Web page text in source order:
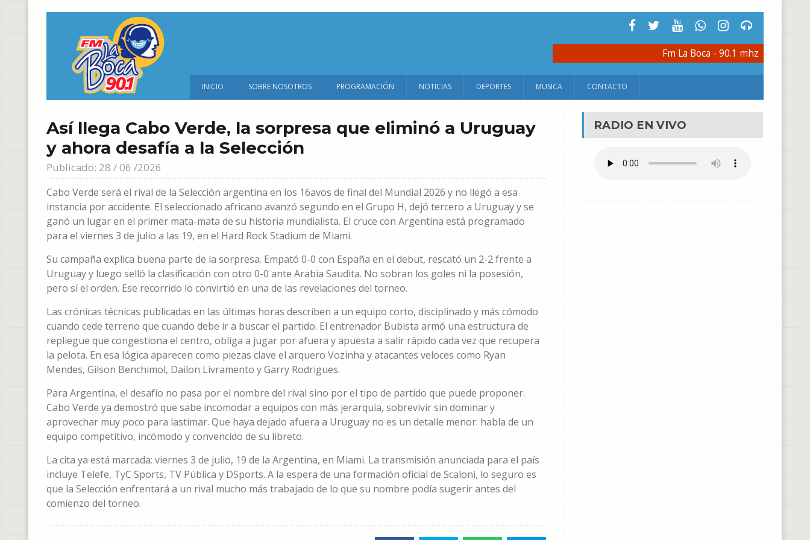
Fm La Boca - 90.1 mhz
INICIO SOBRE NOSOTROS PROGRAMACIÓN NOTICIAS DEPORTES MUSICA CONTACTO
Así llega Cabo Verde, la sorpresa que eliminó a Uruguay
y ahora desafía a la Selección
Publicado: 28 / 06 /2026
Cabo Verde será el rival de la Selección argentina en los 16avos de final del Mundial 2026 y no llegó a esa
instancia por accidente. El seleccionado africano avanzó segundo en el Grupo H, dejó tercero a Uruguay y se
ganó un lugar en el primer mata-mata de su historia mundialista. El cruce con Argentina está programado
para el viernes 3 de julio a las 19, en el Hard Rock Stadium de Miami.
Su campaña explica buena parte de la sorpresa. Empató 0-0 con España en el debut, rescató un 2-2 frente a
Uruguay y luego selló la clasificación con otro 0-0 ante Arabia Saudita. No sobran los goles ni la posesión,
pero sí el orden. Ese recorrido lo convirtió en una de las revelaciones del torneo.
Las crónicas técnicas publicadas en las últimas horas describen a un equipo corto, disciplinado y más cómodo
cuando cede terreno que cuando debe ir a buscar el partido. El entrenador Bubista armó una estructura de
repliegue que congestiona el centro, obliga a jugar por afuera y apuesta a salir rápido cada vez que recupera
la pelota. En esa lógica aparecen como piezas clave el arquero Vozinha y atacantes veloces como Ryan
Mendes, Gilson Benchimol, Dailon Livramento y Garry Rodrigues.
Para Argentina, el desafío no pasa por el nombre del rival sino por el tipo de partido que puede proponer.
Cabo Verde ya demostró que sabe incomodar a equipos con más jerarquía, sobrevivir sin dominar y
aprovechar muy poco para lastimar. Que haya dejado afuera a Uruguay no es un detalle menor: habla de un
equipo competitivo, incómodo y convencido de su libreto.
La cita ya está marcada: viernes 3 de julio, 19 de la Argentina, en Miami. La transmisión anunciada para el país
incluye Telefe, TyC Sports, TV Pública y DSports. A la espera de una formación oficial de Scaloni, lo seguro es
que la Selección enfrentará a un rival mucho más trabajado de lo que su nombre podía sugerir antes del
comienzo del torneo.
RADIO EN VIVO